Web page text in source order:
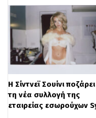
αγωνιστικών
ψάρευαν. Παρά
ένα τουριστικό
μεγάλη
εγκαίρως. Ο
προσπάθησε
ειδοποιήσει τον
Η Σίντνεϊ Σουίνι
τη νέα συλλογή της
εταιρείας εσωρούχων